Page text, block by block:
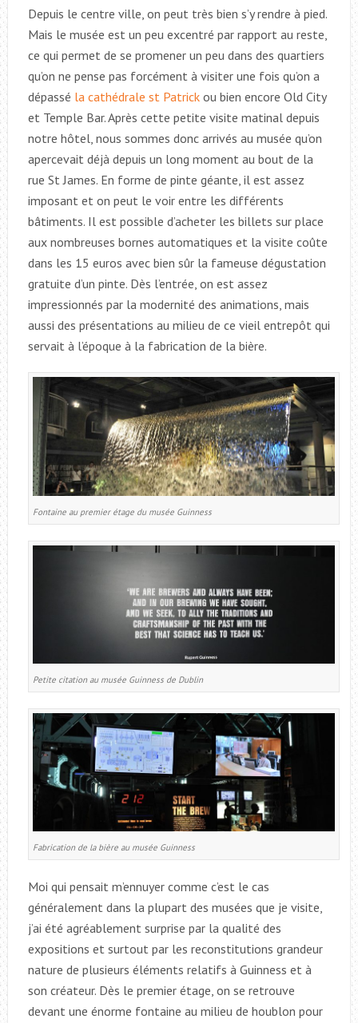
Depuis le centre ville, on peut très bien s’y rendre à pied.
Mais le musée est un peu excentré par rapport au reste,
ce qui permet de se promener un peu dans des quartiers
qu’on ne pense pas forcément à visiter une fois qu’on a
dépassé la cathédrale st Patrickou bien encore Old City
et Temple Bar. Après cette petite visite matinal depuis
notre hôtel, nous sommes donc arrivés au musée qu’on
apercevait déjà depuis un long moment au bout de la
rue St James. En forme de pinte géante, il est assez
imposant et on peut le voir entre les différents
bâtiments. Il est possible d’acheter les billets sur place
aux nombreuses bornes automatiques et la visite coûte
dans les 15 euros avec bien sûr la fameuse dégustation
gratuite d’un pinte. Dès l’entrée, on est assez
impressionnés par la modernité des animations, mais
aussi des présentations au milieu de ce vieil entrepôt qui
servait à l’époque à la fabrication de la bière.
Fontaine au premier étage du musée Guinness
Petite citation au musée Guinness de Dublin
Fabrication de la bière au musée Guinness
Moi qui pensait m’ennuyer comme c’est le cas
généralement dans la plupart des musées que je visite,
j’ai été agréablement surprise par la qualité des
expositions et surtout par les reconstitutions grandeur
nature de plusieurs éléments relatifs à Guinness et à
son créateur. Dès le premier étage, on se retrouve
devant une énorme fontaine au milieu de houblon pour